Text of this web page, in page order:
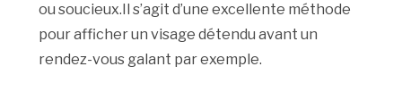
ou soucieux.Il s’agit d’une excellente méthode
pour afficher un visage détendu avant un
rendez-vous galant par exemple.